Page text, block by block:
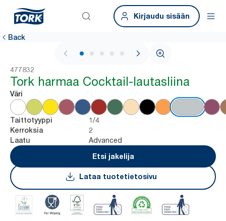
Kirjaudu sisään
Back
1 / 5
477832
Tork harmaa Cocktail-lautasliina
Väri
Taittotyyppi 1/4
Kerroksia 2
Laatu
Advanced
Etsi jakelija
Lataa tuotetietosivu